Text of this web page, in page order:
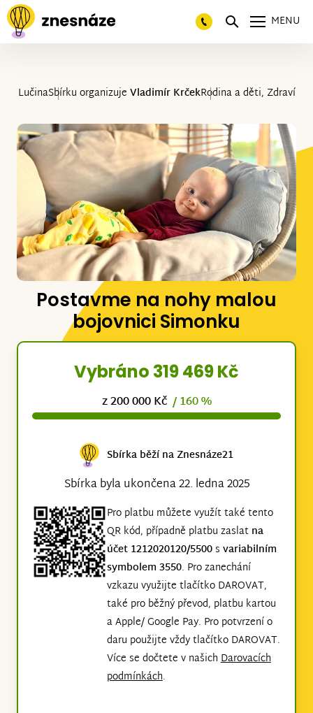
MENU
LučinaSbírku organizuje Vladimír KrčekRodina a děti, Zdraví
Postavme na nohy malou
bojovnici Simonku
Vybráno 319 469 Kč
z 200 000 Kč / 160 %
Sbírka běží na Znesnáze21
Sbírka byla ukončena 22. ledna 2025
Pro platbu můžete využít také tento
QR kód, případně platbu zaslat na
účet 1212020120/5500s variabilním
symbolem 3550. Pro zanechání
vzkazu využijte tlačítko DAROVAT,
také pro běžný převod, platbu kartou
a Apple/ Google Pay. Pro potvrzení o
daru použijte vždy tlačítko DAROVAT.
Více se dočtete v našichDarovacích
podmínkách.